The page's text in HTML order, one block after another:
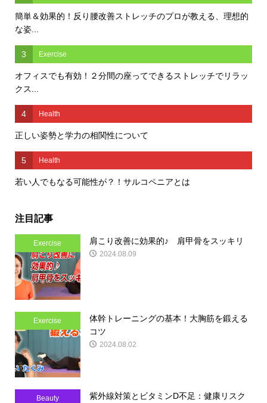
簡単＆効果的！反り腰改善ストレッチのプロが教える、理想的
な姿...
3 Exercise
オフィスでも有効！２分間の座ってできるストレッチでリラッ
クス...
4 Health
正しい姿勢と学力の相関性について
5 Health
若い人でもなる可能性が？！サルコペニアとは
注目記事
Exercise 肩こり改善に効果的♪ 肩甲骨をスッキリ
2024.08.09
Exercise
体幹トレーニングの基本！大胸筋を鍛える
コツ
2024.08.02
Beauty
紫外線対策とビタミンD不足：健康リスク